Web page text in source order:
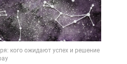
кого ожидают успех и решение